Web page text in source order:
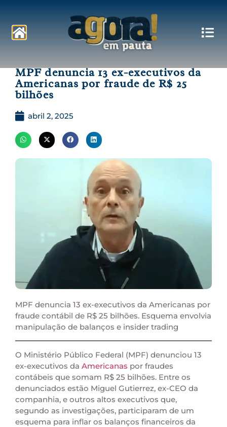
MPF denuncia 13 ex-executivos da
Americanas por fraude de R$ 25
bilhões
abril 2, 2025
MPF denuncia 13 ex-executivos da Americanas por
fraude contábil de R$ 25 bilhões. Esquema envolvia
manipulação de balanços e insider trading
O Ministério Público Federal (MPF) denunciou 13
ex-executivos da Americanas por fraudes
contábeis que somam R$ 25 bilhões. Entre os
denunciados estão Miguel Gutierrez, ex-CEO da
companhia, e outros altos executivos que,
segundo as investigações, participaram de um
esquema para inflar os balanços financeiros da